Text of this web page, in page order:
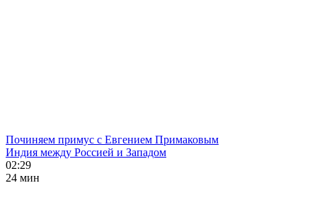
Починяем примус с Евгением Примаковым
Индия между Россией и Западом
02:29
24 мин